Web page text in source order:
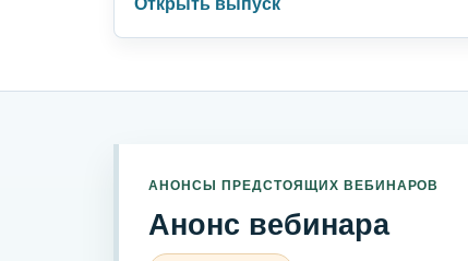
АНОНСЫ ПРЕДСТОЯЩИХ ВЕБИНАРОВ
Анонс вебинара